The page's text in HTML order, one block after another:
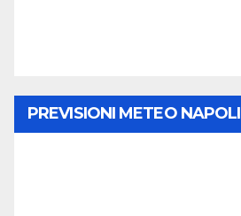
PREVISIONI METEO NAPOLI